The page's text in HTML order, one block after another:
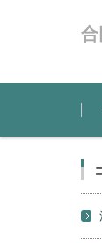
合
コ